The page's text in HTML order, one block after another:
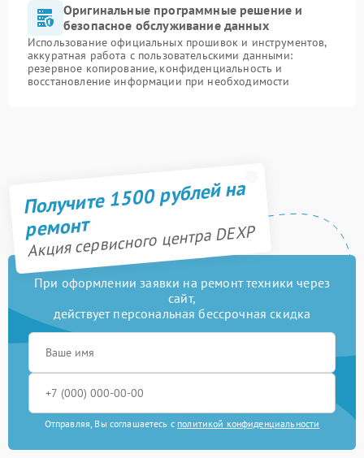
Оригинальные программные решение и
безопасное обслуживание данных
Использование официальных прошивок и инструментов,
аккуратная работа с пользовательскими данными:
резервное копирование, конфиденциальность и
восстановление информации при необходимости
Получите 1500 рублей на
ремонт
Акция сервисного центра DEXP
При оформлении заявки на ремонт техники через
сайт,
действует персональная бессрочная скидка
Отправляя, Вы соглашаетесь с политикой конфиденциальности